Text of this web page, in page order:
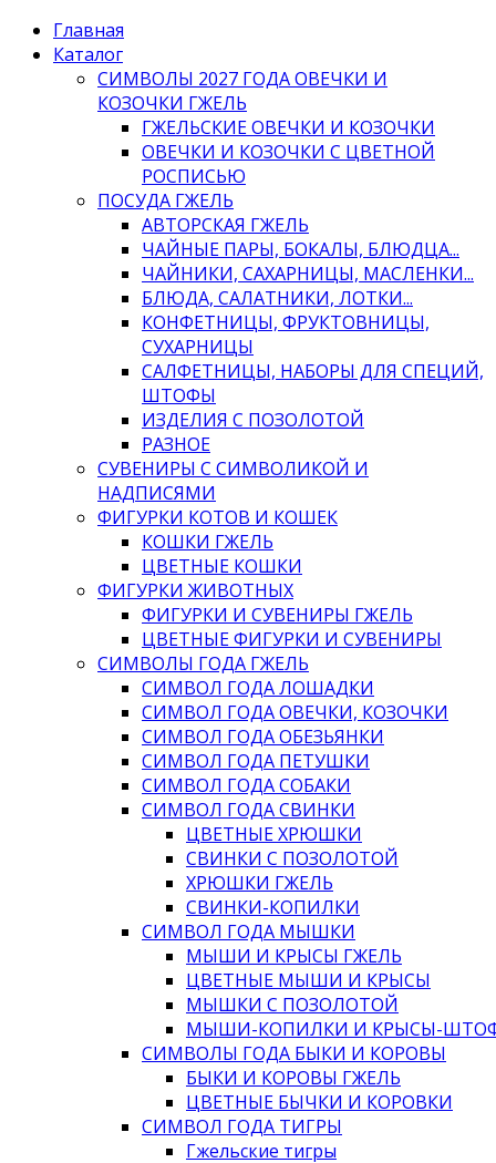
Главная
Каталог
СИМВОЛЫ 2027 ГОДА ОВЕЧКИ И
КОЗОЧКИ ГЖЕЛЬ
ГЖЕЛЬСКИЕ ОВЕЧКИ И КОЗОЧКИ
ОВЕЧКИ И КОЗОЧКИ С ЦВЕТНОЙ
РОСПИСЬЮ
ПОСУДА ГЖЕЛЬ
АВТОРСКАЯ ГЖЕЛЬ
ЧАЙНЫЕ ПАРЫ, БОКАЛЫ, БЛЮДЦА...
ЧАЙНИКИ, САХАРНИЦЫ, МАСЛЕНКИ...
БЛЮДА, САЛАТНИКИ, ЛОТКИ...
КОНФЕТНИЦЫ, ФРУКТОВНИЦЫ,
СУХАРНИЦЫ
САЛФЕТНИЦЫ, НАБОРЫ ДЛЯ СПЕЦИЙ,
ШТОФЫ
ИЗДЕЛИЯ С ПОЗОЛОТОЙ
РАЗНОЕ
СУВЕНИРЫ С СИМВОЛИКОЙ И
НАДПИСЯМИ
ФИГУРКИ КОТОВ И КОШЕК
КОШКИ ГЖЕЛЬ
ЦВЕТНЫЕ КОШКИ
ФИГУРКИ ЖИВОТНЫХ
ФИГУРКИ И СУВЕНИРЫ ГЖЕЛЬ
ЦВЕТНЫЕ ФИГУРКИ И СУВЕНИРЫ
СИМВОЛЫ ГОДА ГЖЕЛЬ
СИМВОЛ ГОДА ЛОШАДКИ
СИМВОЛ ГОДА ОВЕЧКИ, КОЗОЧКИ
СИМВОЛ ГОДА ОБЕЗЬЯНКИ
СИМВОЛ ГОДА ПЕТУШКИ
СИМВОЛ ГОДА СОБАКИ
СИМВОЛ ГОДА СВИНКИ
ЦВЕТНЫЕ ХРЮШКИ
СВИНКИ С ПОЗОЛОТОЙ
ХРЮШКИ ГЖЕЛЬ
СВИНКИ-КОПИЛКИ
СИМВОЛ ГОДА МЫШКИ
МЫШИ И КРЫСЫ ГЖЕЛЬ
ЦВЕТНЫЕ МЫШИ И КРЫСЫ
МЫШКИ С ПОЗОЛОТОЙ
МЫШИ-КОПИЛКИ И КРЫСЫ-
СИМВОЛЫ ГОДА БЫКИ И КОРОВЫ
БЫКИ И КОРОВЫ ГЖЕЛЬ
ЦВЕТНЫЕ БЫЧКИ И КОРОВКИ
СИМВОЛ ГОДА ТИГРЫ
Гжельские тигры